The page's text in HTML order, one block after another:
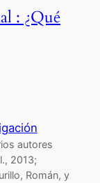
: ¿Qué
autores
2013;
Román, y